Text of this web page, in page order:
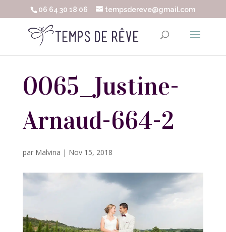
06 64 30 18 06 tempsdereve@gmail.com
0065_Justine-
Arnaud-664-2
par Malvina | Nov 15, 2018